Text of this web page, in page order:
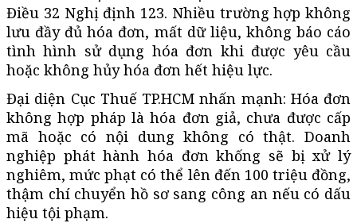
Điều 32 Nghị định 123. Nhiều trường hợp không
lưu đầy đủ hóa đơn, mất dữ liệu, không báo cáo
tình hình sử dụng hóa đơn khi được yêu cầu
hoặc không hủy hóa đơn hết hiệu lực.
Đại diện Cục Thuế TP.HCM nhấn mạnh: Hóa đơn
không hợp pháp là hóa đơn giả, chưa được cấp
mã hoặc có nội dung không có thật. Doanh
nghiệp phát hành hóa đơn khống sẽ bị xử lý
nghiêm, mức phạt có thể lên đến 100 triệu đồng,
thậm chí chuyển hồ sơ sang công an nếu có dấu
hiệu tội phạm.